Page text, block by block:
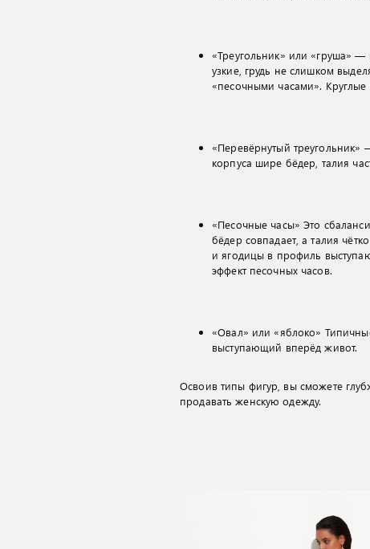
«Треугольник» или «груша»
узкие, грудь не слишком
«песочными часами».
«Перевёрнутый треугольник»
корпуса шире бёдер, талия
«Песочные часы» Это
бёдер совпадает, а талия
и ягодицы в профиль
эффект песочных часов.
«Овал» или «яблоко»
выступающий вперёд живот.
Освоив типы фигур, вы сможете
продавать женскую одежду.